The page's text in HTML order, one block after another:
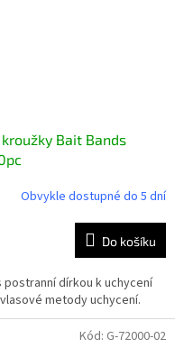
Bait Bands
Obvykle dostupné do 5 dní
Do košíku
dírkou k uchycení
metody uchycení.
Kód: G-72000-02